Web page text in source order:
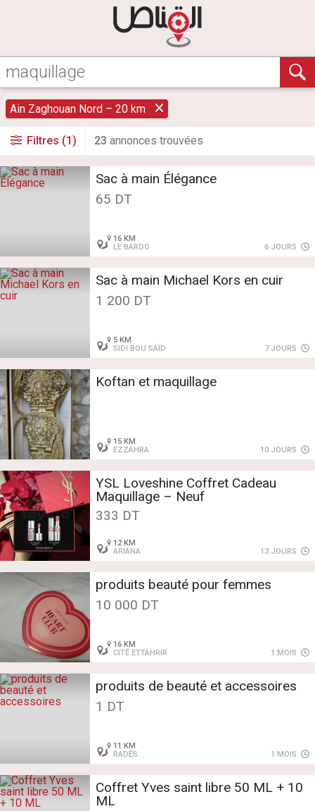
Ain Zaghouan Nord – 20 km
Filtres (1) 23 annonces trouvées
Sac à main Élégance
65 DT
16 KM
LE BARDO
6 JOURS
Sac à main Michael Kors en cuir
1 200 DT
5 KM
SIDI BOU SAÏD
7 JOURS
Koftan et maquillage
15 KM
EZZAHRA
10 JOURS
YSL Loveshine Coffret Cadeau
Maquillage – Neuf
333 DT
12 KM
ARIANA
13 JOURS
produits beauté pour femmes
10 000 DT
16 KM
CITÉ ETTAHRIR
1 MOIS
produits de beauté et accessoires
1 DT
11 KM
RADÈS
1 MOIS
Coffret Yves saint libre 50 ML + 10
ML